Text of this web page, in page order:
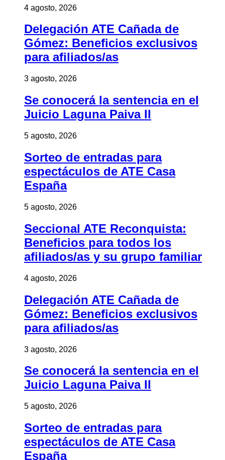
4 agosto, 2026
Delegación ATE Cañada de
Gómez: Beneficios exclusivos
para afiliados/as
3 agosto, 2026
Se conocerá la sentencia en el
Juicio Laguna Paiva II
5 agosto, 2026
Sorteo de entradas para
espectáculos de ATE Casa
España
5 agosto, 2026
Seccional ATE Reconquista:
Beneficios para todos los
afiliados/as y su grupo familiar
4 agosto, 2026
Delegación ATE Cañada de
Gómez: Beneficios exclusivos
para afiliados/as
3 agosto, 2026
Se conocerá la sentencia en el
Juicio Laguna Paiva II
5 agosto, 2026
Sorteo de entradas para
espectáculos de ATE Casa
España